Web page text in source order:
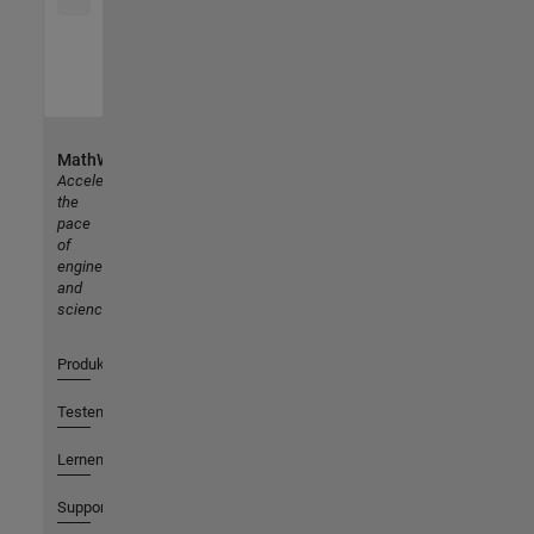
MathWorks
Accelerating
the
pace
of
engineering
and
science
Produkte
Testen oder Kaufen
Lernen
Support